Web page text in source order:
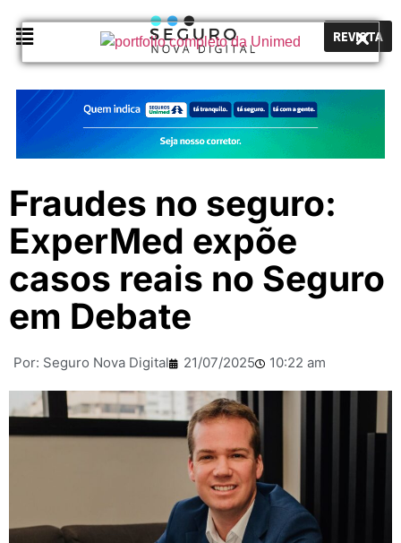
REVISTA
Fraudes no seguro:
ExperMed expõe
casos reais no Seguro
em Debate
Por: Seguro Nova Digital 21/07/2025 10:22 am